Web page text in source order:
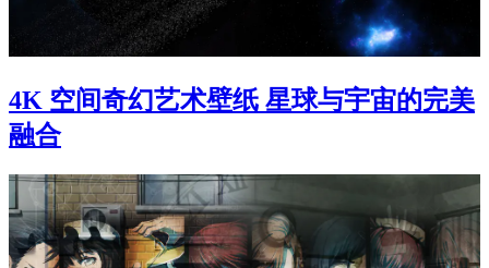
4K 空间奇幻艺术壁纸 星球与宇宙的完美
融合